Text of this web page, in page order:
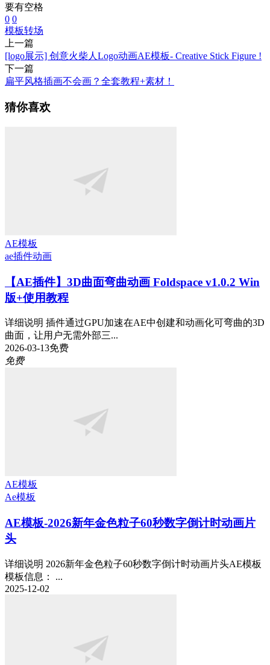
要有空格
0 0
模板转场
上一篇
[logo展示] 创意火柴人Logo动画AE模板- Creative Stick Figure !
下一篇
扁平风格插画不会画？全套教程+素材！
猜你喜欢
AE模板
ae插件动画
【AE插件】3D曲面弯曲动画 Foldspace v1.0.2 Win
版+使用教程
详细说明 插件通过GPU加速在AE中创建和动画化可弯曲的3D
曲面，让用户无需外部三...
2026-03-13免费
免费
AE模板
Ae模板
AE模板-2026新年金色粒子60秒数字倒计时动画片
头
详细说明 2026新年金色粒子60秒数字倒计时动画片头AE模板
模板信息： ...
2025-12-02